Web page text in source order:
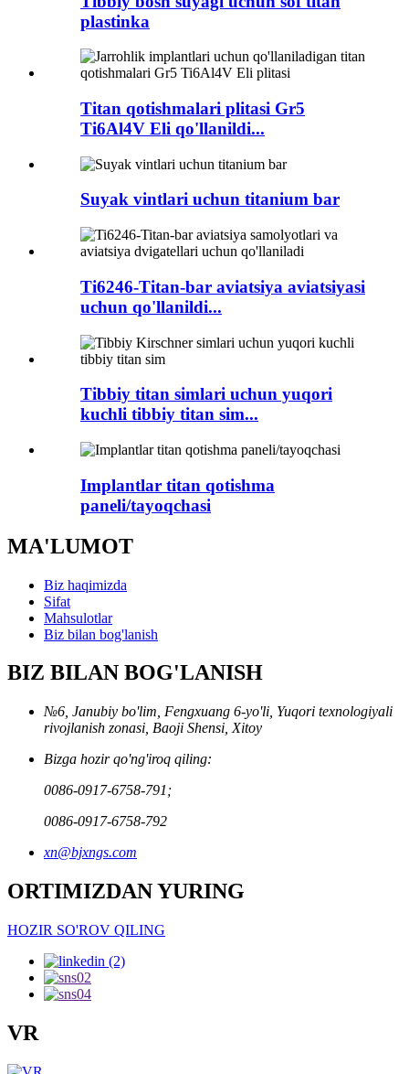
plastinka
Titan qotishmalari plitasi Gr5
Ti6Al4V Eli qo'llanildi...
Suyak vintlari uchun titanium bar
Ti6246-Titan-bar aviatsiya aviatsiyasi
uchun qo'llanildi...
Tibbiy titan simlari uchun yuqori
kuchli tibbiy titan sim...
Implantlar titan qotishma
paneli/tayoqchasi
MA'LUMOT
Biz haqimizda
Sifat
Mahsulotlar
Biz bilan bog'lanish
BIZ BILAN BOG'LANISH
№6, Janubiy bo'lim, Fengxuang 6-yo'li, Yuqori texnologiyali
rivojlanish zonasi, Baoji Shensi, Xitoy
Bizga hozir qo'ng'iroq qiling:
0086-0917-6758-791;
0086-0917-6758-792
xn@bjxngs.com
ORTIMIZDAN YURING
HOZIR SO'ROV QILING
VR